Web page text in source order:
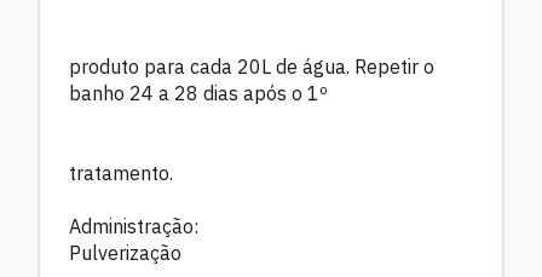
produto para cada 20L de água. Repetir o
banho 24 a 28 dias após o 1º
tratamento.
Administração:
Pulverização